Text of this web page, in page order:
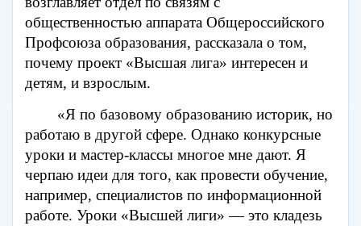
общественностью аппарата Общероссийского
Профсоюза образования, рассказала о том,
почему проект «Высшая лига» интересен и
детям, и взрослым.
«Я по базовому образованию историк, но
работаю в другой сфере. Однако конкурсные
уроки и мастер-классы многое мне дают. Я
черпаю идеи для того, как провести обучение,
например, специалистов по информационной
работе. Уроки «Высшей лиги» — это кладезь